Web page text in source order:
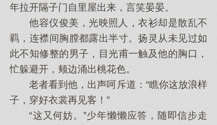
年拉开隔子门自里屋出来，言笑晏晏。
他容仪俊美，光映照人，衣衫却是散乱不
羁，连襟间胸膛都露出半寸。扬灵从未见过如
此不知修整的男子，目光甫一触及他的胸口，
忙躲避开，颊边涌出桃花色。
老者看到他，出声呵斥道：“瞧你这放浪样
子，穿好衣裳再见客！”
“这又何妨。”少年懒懒应答，随即信步走